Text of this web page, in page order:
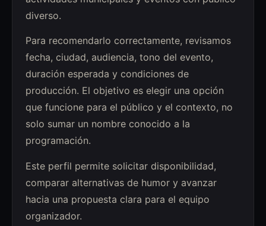
diverso.
Para recomendarlo correctamente, revisamos
fecha, ciudad, audiencia, tono del evento,
duración esperada y condiciones de
producción. El objetivo es elegir una opción
que funcione para el público y el contexto, no
solo sumar un nombre conocido a la
programación.
Este perfil permite solicitar disponibilidad,
comparar alternativas de humor y avanzar
hacia una propuesta clara para el equipo
organizador.